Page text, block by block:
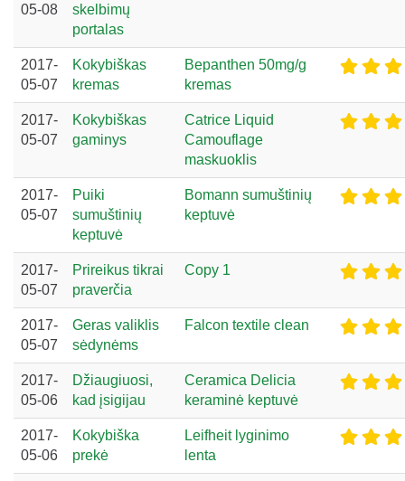
05-08
skelbimų
portalas
2017-
05-07
Kokybiškas
kremas
Bepanthen 50mg/g
kremas
2017-
05-07
Kokybiškas
gaminys
Catrice Liquid
Camouflage
maskuoklis
2017-
05-07
Puiki
sumuštinių
keptuvė
Bomann sumuštinių
keptuvė
2017-
05-07
Prireikus tikrai
praverčia
Copy 1
2017-
05-07
Geras valiklis
sėdynėms
Falcon textile clean
2017-
05-06
Džiaugiuosi,
kad įsigijau
Ceramica Delicia
keraminė keptuvė
2017-
05-06
Kokybiška
prekė
Leifheit lyginimo
lenta